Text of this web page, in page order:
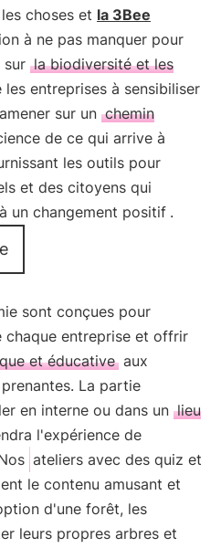
choses et la 3Bee
à ne pas manquer pour
sur la biodiversité et les
les entreprises à sensibiliser
sur un chemin
de ce qui arrive à
les outils pour
et des citoyens qui
un changement positif .
sont conçues pour
chaque entreprise et offrir
et éducative aux
La partie
en interne ou dans un lieu
l'expérience de
ateliers avec des quiz et
le contenu amusant et
d'une forêt, les
leurs propres arbres et